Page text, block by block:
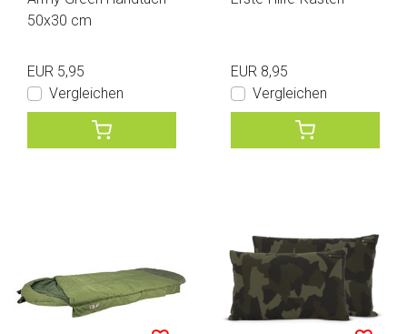
50x30 cm
EUR 5,95
Vergleichen
EUR 8,95
Vergleichen